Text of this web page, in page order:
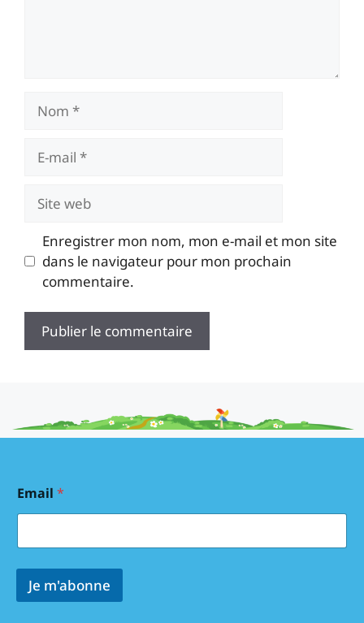
Enregistrer mon nom, mon e-mail et mon site
dans le navigateur pour mon prochain
commentaire.
Email *
Je m'abonne